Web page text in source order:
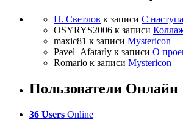
Н. Светлов к записи C
OSYRYS2006 к записи
maxic81 к записи Mystericon —
Pavel_Afatarly к записи О
Romario к записи Mystericon —
Пользователи Онлайн
36 Users Online